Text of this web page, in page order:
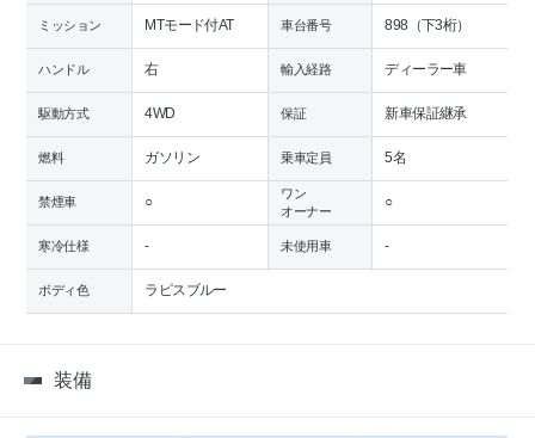
ミッション MTモード付AT 車台番号 898（下3桁）
ハンドル 右 輸入経路 ディーラー車
駆動方式 4WD 保証 新車保証継承
燃料 ガソリン 乗車定員 5名
禁煙車 ○
ワン
オーナー
○
寒冷仕様 - 未使用車 -
ボディ色 ラピスブルー
装備